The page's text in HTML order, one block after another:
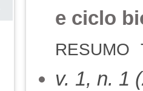
e ciclo
RESUMO
v. 1, n. 1